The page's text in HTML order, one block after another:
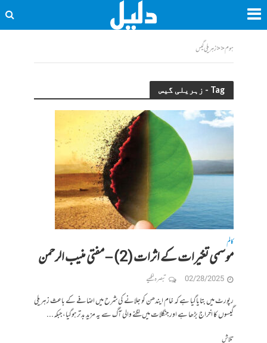
ہوم<<زہریلی گیس
Tag - زہریلی گیس
کالم
موسمی تغیّرات کے اثرات (2) – مفتی منیب الرحمن
02/28/2025 تبصرہ لکھیے
رپورٹ میں بتایاگیا ہے کہ خام ایندھن کو جلانے کی شرح میں اضافے کے باعث زہریلی
گیسوں کا اخراج بڑھا ہے اور جنگلات میں لگنے والی آگ سے یہ مزید بدتر ہوگیا، جبکہ...
تلاش